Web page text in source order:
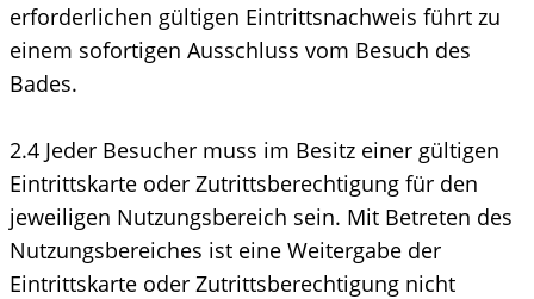
erforderlichen gültigen Eintrittsnachweis führt zu
einem sofortigen Ausschluss vom Besuch des
Bades.
2.4 Jeder Besucher muss im Besitz einer gültigen
Eintrittskarte oder Zutrittsberechtigung für den
jeweiligen Nutzungsbereich sein. Mit Betreten des
Nutzungsbereiches ist eine Weitergabe der
Eintrittskarte oder Zutrittsberechtigung nicht